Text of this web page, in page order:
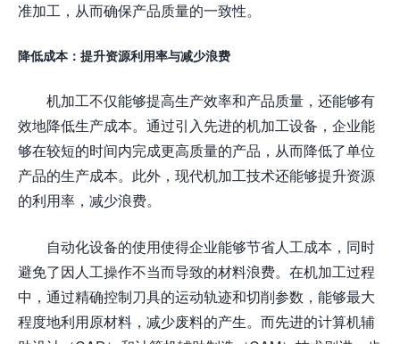
准加工，从而确保产品质量的一致性。
降低成本：提升资源利用率与减少浪费
机加工不仅能够提高生产效率和产品质量，还能够有
效地降低生产成本。通过引入先进的机加工设备，企业能
够在较短的时间内完成更高质量的产品，从而降低了单位
产品的生产成本。此外，现代机加工技术还能够提升资源
的利用率，减少浪费。
自动化设备的使用使得企业能够节省人工成本，同时
避免了因人工操作不当而导致的材料浪费。在机加工过程
中，通过精确控制刀具的运动轨迹和切削参数，能够最大
程度地利用原材料，减少废料的产生。而先进的计算机辅